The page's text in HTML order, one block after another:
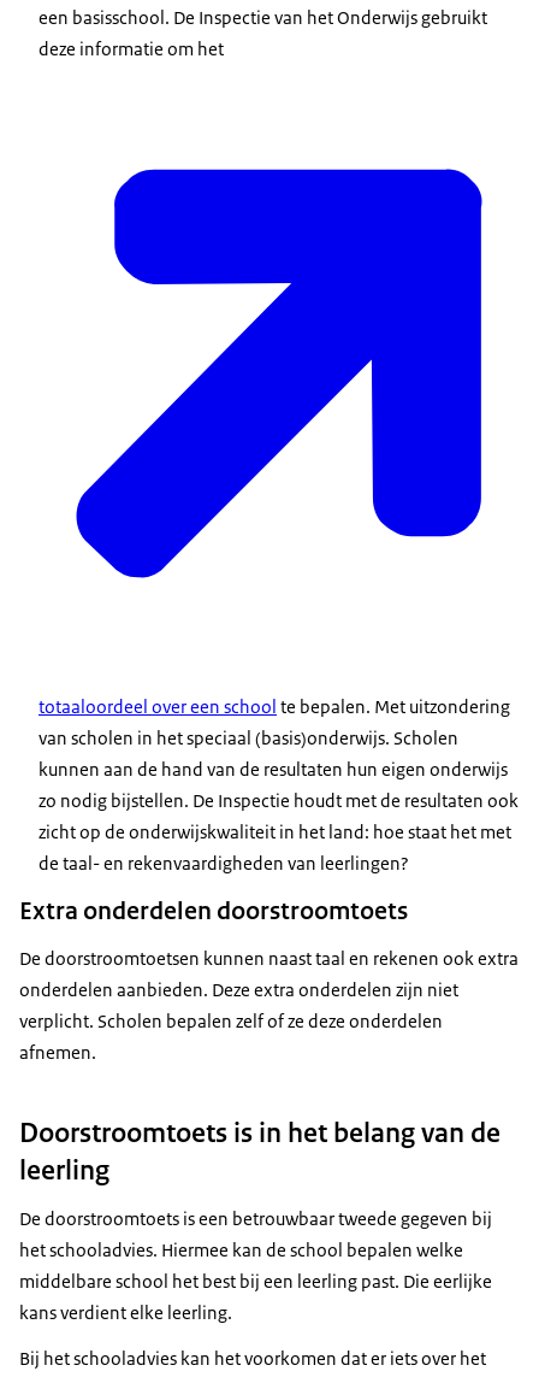
een basisschool. De Inspectie van het Onderwijs gebruikt
deze informatie om het
totaaloordeel over een school te bepalen. Met uitzondering
van scholen in het speciaal (basis)onderwijs. Scholen
kunnen aan de hand van de resultaten hun eigen onderwijs
zo nodig bijstellen. De Inspectie houdt met de resultaten ook
zicht op de onderwijskwaliteit in het land: hoe staat het met
de taal- en rekenvaardigheden van leerlingen?
Extra onderdelen doorstroomtoets
De doorstroomtoetsen kunnen naast taal en rekenen ook extra
onderdelen aanbieden. Deze extra onderdelen zijn niet
verplicht. Scholen bepalen zelf of ze deze onderdelen
afnemen.
Doorstroomtoets is in het belang van de
leerling
De doorstroomtoets is een betrouwbaar tweede gegeven bij
het schooladvies. Hiermee kan de school bepalen welke
middelbare school het best bij een leerling past. Die eerlijke
kans verdient elke leerling.
Bij het schooladvies kan het voorkomen dat er iets over het